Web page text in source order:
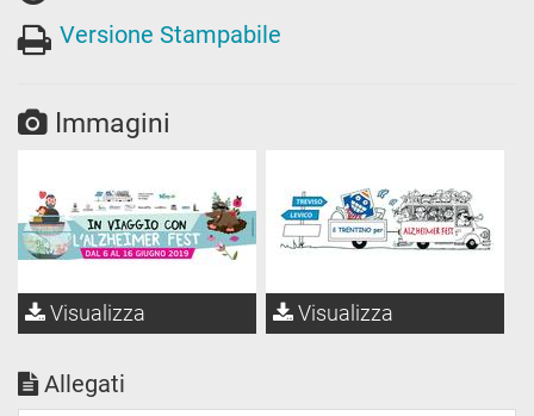
Versione Stampabile
Immagini
Visualizza Visualizza
Allegati